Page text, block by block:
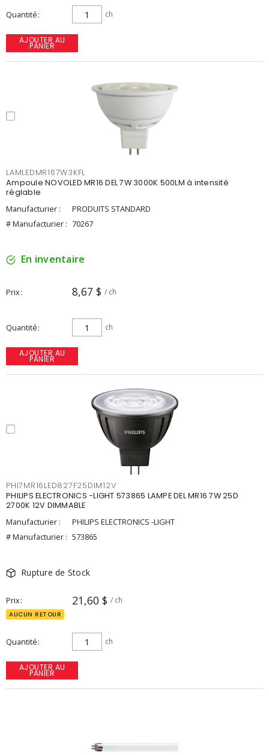
Quantité ch
AJOUTER AU
PANIER
LAMLEDMR167W3KFL
Ampoule NOVOLED MR16 DEL 7W 3000K 500LM à intensité
réglable
Manufacturier :
PRODUITS STANDARD
# Manufacturier : 70267
En inventaire
Prix 8,67 $ / ch
Quantité ch
AJOUTER AU
PANIER
PHI7MR16LED827F25DIM12V
PHILIPS ELECTRONICS -LIGHT 573865 LAMPE DEL MR16 7W 25D
2700K 12V DIMMABLE
Manufacturier :
PHILIPS ELECTRONICS -LIGHT
# Manufacturier : 573865
Rupture de Stock
Prix 21,60 $ / ch
AUCUN RETOUR
Quantité ch
AJOUTER AU
PANIER